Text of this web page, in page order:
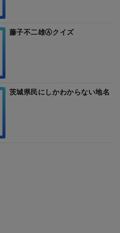
藤子不二雄Ⓐクイズ
茨城県民にしかわからない地名